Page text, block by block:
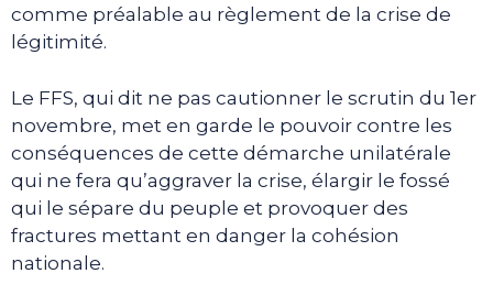
comme préalable au règlement de la crise de
légitimité.
Le FFS, qui dit ne pas cautionner le scrutin du 1er
novembre, met en garde le pouvoir contre les
conséquences de cette démarche unilatérale
qui ne fera qu’aggraver la crise, élargir le fossé
qui le sépare du peuple et provoquer des
fractures mettant en danger la cohésion
nationale.